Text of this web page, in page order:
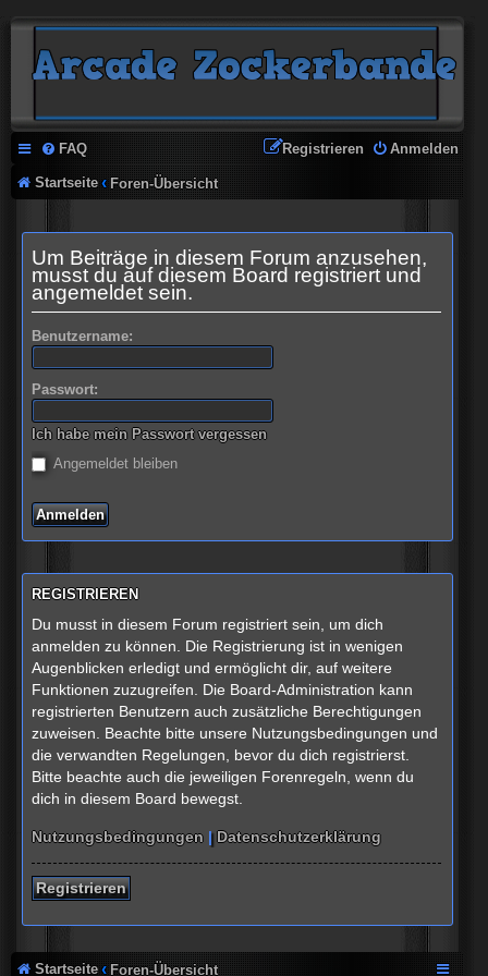
FAQ Anmelden
Registrieren
Startseite Foren-Übersicht
Um Beiträge in diesem Forum anzusehen,
musst du auf diesem Board registriert und
angemeldet sein.
Benutzername:
Passwort:
Ich habe mein Passwort vergessen
Angemeldet bleiben
REGISTRIEREN
Du musst in diesem Forum registriert sein, um dich
anmelden zu können. Die Registrierung ist in wenigen
Augenblicken erledigt und ermöglicht dir, auf weitere
Funktionen zuzugreifen. Die Board-Administration kann
registrierten Benutzern auch zusätzliche Berechtigungen
zuweisen. Beachte bitte unsere Nutzungsbedingungen und
die verwandten Regelungen, bevor du dich registrierst.
Bitte beachte auch die jeweiligen Forenregeln, wenn du
dich in diesem Board bewegst.
Nutzungsbedingungen |Datenschutzerklärung
Registrieren
Startseite Foren-Übersicht